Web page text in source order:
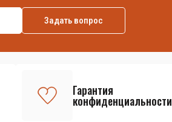
Задать вопрос
Гарантия
конфиденциальности